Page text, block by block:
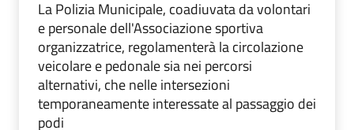
La Polizia Municipale, coadiuvata da volontari
e personale dell'Associazione sportiva
organizzatrice, regolamenterà la circolazione
veicolare e pedonale sia nei percorsi
alternativi, che nelle intersezioni
temporaneamente interessate al passaggio dei
podi